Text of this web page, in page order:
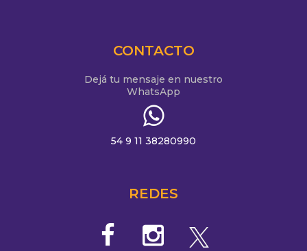
CONTACTO
Dejá tu mensaje en nuestro
WhatsApp
54 9 11 38280990
REDES